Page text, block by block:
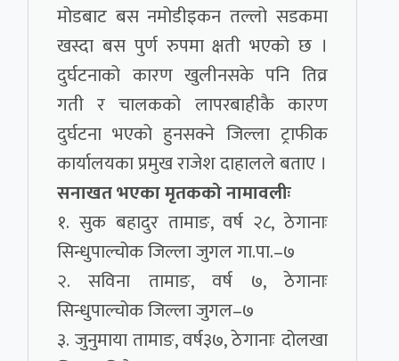
मोडबाट बस नमोडीइकन तल्लो सडकमा
खस्दा बस पुर्ण रुपमा क्षती भएको छ ।
दुर्घटनाको कारण खुलीनसके पनि तिव्र
गती र चालकको लापरबाहीकै कारण
दुर्घटना भएको हुनसक्ने जिल्ला ट्राफीक
कार्यालयका प्रमुख राजेश दाहालले बताए ।
सनाखत भएका मृतकको नामावलीः
१. सुक बहादुर तामाङ, वर्ष २८, ठेगानाः
सिन्धुपाल्चोक जिल्ला जुगल गा.पा.–७
२. सविना तामाङ, वर्ष ७, ठेगानाः
सिन्धुपाल्चोक जिल्ला जुगल–७
३. जुनुमाया तामाङ, वर्ष३७, ठेगानाः दोलखा